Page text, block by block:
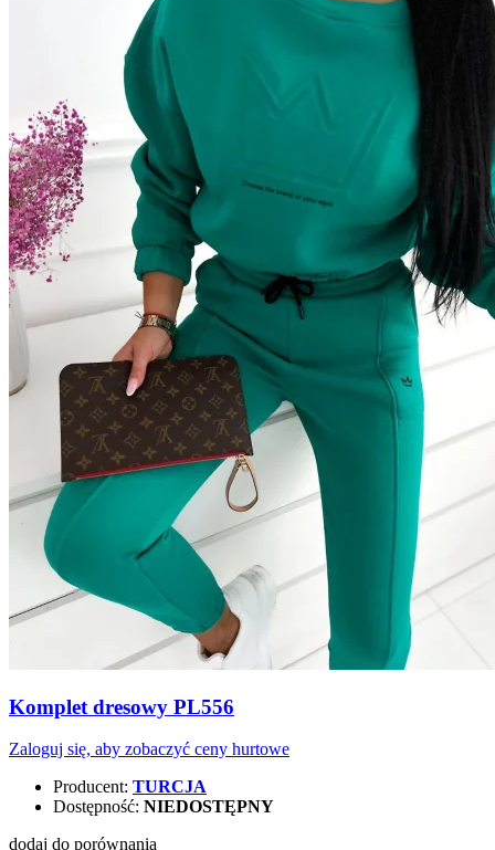
Komplet dresowy PL556
Zaloguj się, aby zobaczyć ceny hurtowe
Producent: TURCJA
Dostępność: NIEDOSTĘPNY
dodaj do porównania